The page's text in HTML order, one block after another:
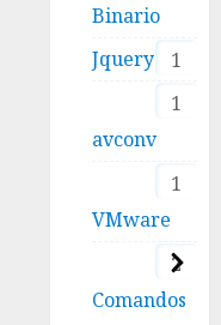
Binario
1
Jquery
1
avconv
1
VMware
2
Comandos